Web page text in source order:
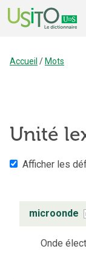
Accueil / Mots
Unité
Afficher les
microonde
Onde